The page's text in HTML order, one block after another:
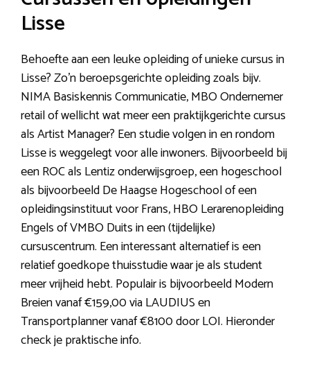
Lisse
Behoefte aan een leuke opleiding of unieke cursus in
Lisse? Zo’n beroepsgerichte opleiding zoals bijv.
NIMA Basiskennis Communicatie, MBO Ondernemer
retail of wellicht wat meer een praktijkgerichte cursus
als Artist Manager? Een studie volgen in en rondom
Lisse is weggelegt voor alle inwoners. Bijvoorbeeld bij
een ROC als Lentiz onderwijsgroep, een hogeschool
als bijvoorbeeld De Haagse Hogeschool of een
opleidingsinstituut voor Frans, HBO Lerarenopleiding
Engels of VMBO Duits in een (tijdelijke)
cursuscentrum. Een interessant alternatief is een
relatief goedkope thuisstudie waar je als student
meer vrijheid hebt. Populair is bijvoorbeeld Modern
Breien vanaf €159,00 via LAUDIUS en
Transportplanner vanaf €8100 door LOI. Hieronder
check je praktische info.